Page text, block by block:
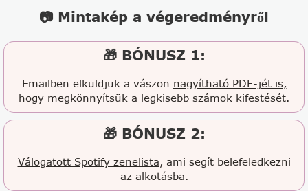
📷 Mintakép a végeredményről
🎁 BÓNUSZ 1:
Emailben elküldjük a vászon nagyítható PDF-jét is,
hogy megkönnyítsük a legkisebb számok kifestését.
🎁 BÓNUSZ 2:
Válogatott Spotify zenelista, ami segít belefeledkezni
az alkotásba.